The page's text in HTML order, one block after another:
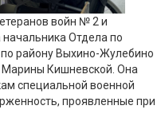
войн № 2 и
начальника Отдела по
району Выхино-Жулебино
Марины Кишневской. Она
специальной военной
проявленные при